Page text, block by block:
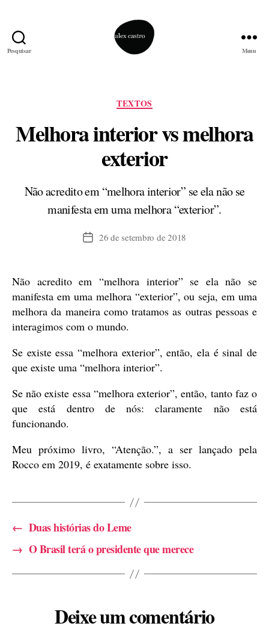
Pesquisar Menu
Categorias
TEXTOS
Melhora interior vs melhora
exterior
Não acredito em “melhora interior” se ela não se
manifesta em uma melhora “exterior”.
Data26 de setembro de 2018
Não acredito em “melhora interior” se ela não se
manifesta em uma melhora “exterior”, ou seja, em uma
melhora da maneira como tratamos as outras pessoas e
interagimos com o mundo.
Se existe essa “melhora exterior”, então, ela é sinal de
que existe uma “melhora interior”.
Se não existe essa “melhora exterior”, então, tanto faz o
que está dentro de nós: claramente não está
funcionando.
Meu próximo livro, “Atenção.”, a ser lançado pela
Rocco em 2019, é exatamente sobre isso.
← Duas histórias do Leme
→ O Brasil terá o presidente que merece
Deixe um comentário